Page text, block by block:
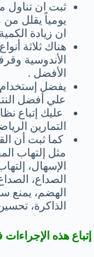
ثبت ان تناول
يومياً يقلل
ان زيادة
هناك ثلاثة
الأندوسية
الأفضل .
يفضل إستخدام
علي أفضل
عليك إتباع
التمارين
كما ثبت أن
مثل إلتهاب
الإسهال،
الصداع،
الهضم، يمنع
الذاكرة،
إتباع هذه